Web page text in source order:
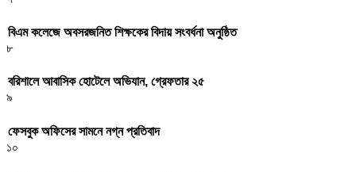
বিএম কলেজে অবসরজনিত শিক্ষকের বিদায় সংবর্ধনা অনুষ্ঠিত
৮
বরিশালে আবাসিক হোটেলে অভিযান, গ্রেফতার ২৫
৯
ফেসবুক অফিসের সামনে নগ্ন প্রতিবাদ
১০